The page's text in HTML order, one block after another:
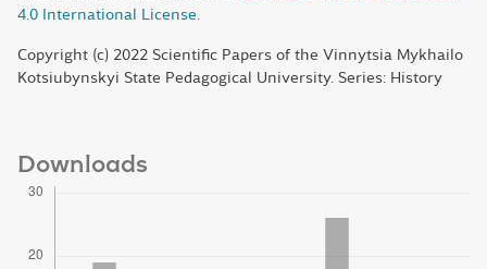
4.0 International License
Copyright (c) 2022 Scientific Papers of the Vinnytsia Mykhailo
Kotsiubynskyi State Pedagogical University. Series: History
Downloads